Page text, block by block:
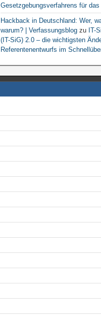
Gesetzgebungsverfahrens für
Hackback in Deutschland: Wer,
warum? | Verfassungsblogzu IT-
(IT-SiG) 2.0 – die wichtigsten
Referentenentwurfs im